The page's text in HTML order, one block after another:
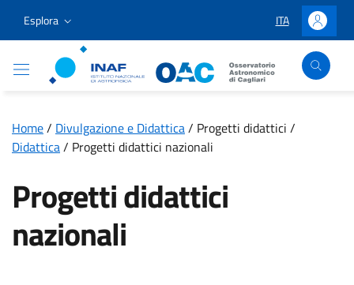
Vai ai contenuti
Vai al menu di navigazione
Vai al footer
Esplora LINGUA
ITA Accedi
Osservatorio Astronomico Cagliari
Home/ Divulgazione e Didattica/ Progetti didattici /
Didattica/ Progetti didattici nazionali
Progetti didattici
nazionali